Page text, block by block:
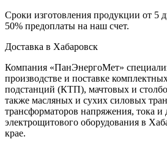
Сроки изготовления продукции от 5
50% предоплаты на наш счет.
Доставка в Хабаровск
Компания «ПанЭнергоМет»
производстве и поставке
подстанций (КТП), мачтовых и
также масляных и сухих силовых
трансформаторов напряжения, тока и
электрощитового оборудования в
крае.